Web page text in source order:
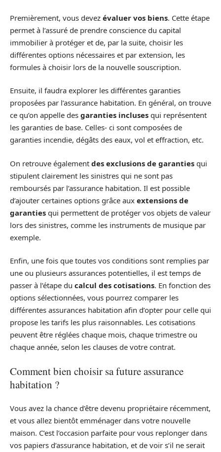
Premièrement, vous devez évaluer vos biens. Cette étape
permet à l’assuré de prendre conscience du capital
immobilier à protéger et de, par la suite, choisir les
différentes options nécessaires et par extension, les
formules à choisir lors de la nouvelle souscription.
Ensuite, il faudra explorer les différentes garanties
proposées par l’assurance habitation. En général, on trouve
ce qu’on appelle des garanties incluses qui représentent
les garanties de base. Celles- ci sont composées de
garanties incendie, dégâts des eaux, vol et effraction, etc.
On retrouve également des exclusions de garanties qui
stipulent clairement les sinistres qui ne sont pas
remboursés par l’assurance habitation. Il est possible
d’ajouter certaines options grâce aux extensions de
garanties qui permettent de protéger vos objets de valeur
lors des sinistres, comme les instruments de musique par
exemple.
Enfin, une fois que toutes vos conditions sont remplies par
une ou plusieurs assurances potentielles, il est temps de
passer à l’étape du calcul des cotisations. En fonction des
options sélectionnées, vous pourrez comparer les
différentes assurances habitation afin d’opter pour celle qui
propose les tarifs les plus raisonnables. Les cotisations
peuvent être réglées chaque mois, chaque trimestre ou
chaque année, selon les clauses de votre contrat.
Comment bien choisir sa future assurance
habitation ?
Vous avez la chance d’être devenu propriétaire récemment,
et vous allez bientôt emménager dans votre nouvelle
maison. C’est l’occasion parfaite pour vous replonger dans
vos papiers d’assurance habitation, et de voir s’il ne serait